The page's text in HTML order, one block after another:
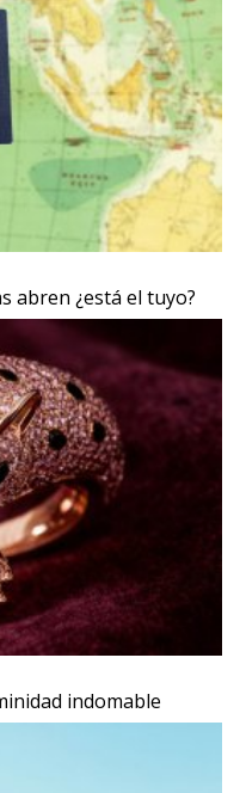
abren ¿está el tuyo?
indomable